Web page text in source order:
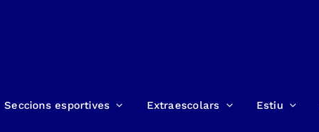
Seccions esportives Extraescolars Estiu